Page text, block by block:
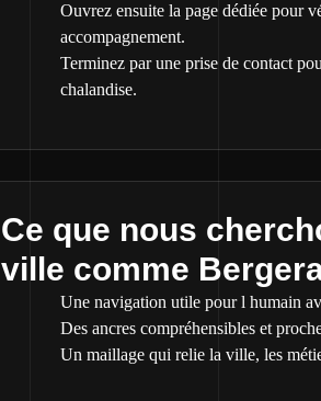
Ouvrez ensuite la page dédiée pour
accompagnement.
Terminez par une prise de contact
chalandise.
Ce que nous
ville comme
Une navigation utile pour l humain
Des ancres compréhensibles et
Un maillage qui relie la ville, les